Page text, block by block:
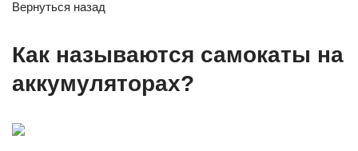
Вернуться назад
Как называются самокаты на
аккумуляторах?